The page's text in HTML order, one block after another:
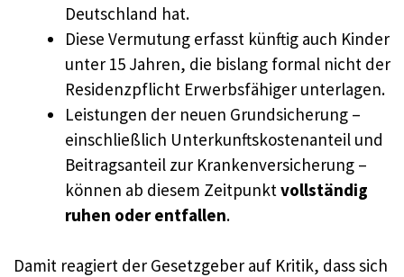
Deutschland hat.
Diese Vermutung erfasst künftig auch Kinder
unter 15 Jahren, die bislang formal nicht der
Residenzpflicht Erwerbsfähiger unterlagen.
Leistungen der neuen Grundsicherung –
einschließlich Unterkunftskostenanteil und
Beitragsanteil zur Krankenversicherung –
können ab diesem Zeitpunkt vollständig
ruhen oder entfallen.
Damit reagiert der Gesetzgeber auf Kritik, dass sich